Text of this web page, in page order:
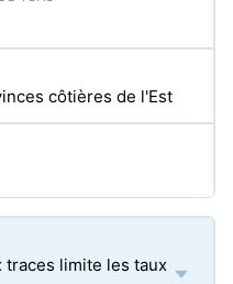
côtières de l'Est
traces limite les taux